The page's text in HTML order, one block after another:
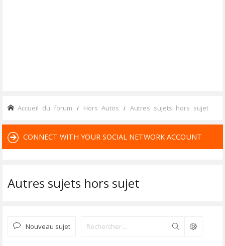
Accueil du forum Hors Autos Autres sujets hors sujet
CONNECT WITH YOUR SOCIAL NETWORK ACCOUNT
Autres sujets hors sujet
Nouveau sujet Rechercher